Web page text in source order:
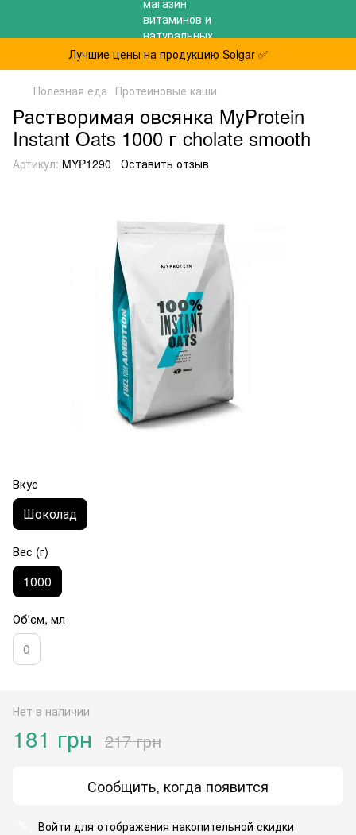
Лучшие цены на продукцию Solgar ✅
Полезная еда Протеиновые каши
Растворимая овсянка MyProtein
Instant Oats 1000 г cholate smooth
Артикул: MYP1290 Оставить отзыв
Вкус
Шоколад
Вес (г)
1000
Обʼєм, мл
0
Нет в наличии
181 грн 217 грн
Сообщить, когда появится
Войти для отображения накопительной скидки